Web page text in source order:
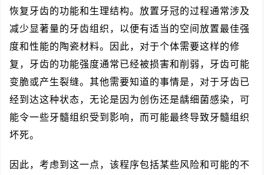
恢复牙齿的功能和生理结构。放置牙冠的过程通常涉及
减少显著量的牙齿组织，以便有适当的空间放置最佳强
度和性能的陶瓷材料。因此，对于个体需要这样的修
复，牙齿的功能强度通常已经被损害和削弱，牙齿可能
变脆或产生裂缝。其他需要知道的事情是，对于牙齿已
经到达这种状态，无论是因为创伤还是龋细菌感染，可
能令一些牙髓组织受到影响，而可能最终导致牙髓组织
坏死。
因此，考虑到这一点，该程序包括某些风险和可能的不